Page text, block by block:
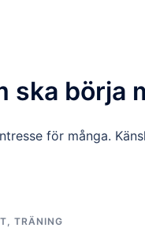
ska börja
för många.
TRÄNING